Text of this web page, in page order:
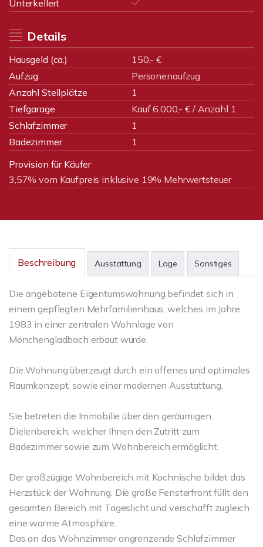
Unterkellert
Details
Hausgeld (ca.)
150,- €
Aufzug
Personenaufzug
Anzahl Stellplätze
1
Tiefgarage
Kauf 6.000,- € / Anzahl 1
Schlafzimmer
1
Badezimmer
1
Provision für Käufer
3,57% vom Kaufpreis inklusive 19% Mehrwertsteuer
Beschreibung Ausstattung Lage Sonstiges
Die angebotene Eigentumswohnung befindet sich in
einem gepflegten Mehrfamilienhaus, welches im Jahre
1983 in einer zentralen Wohnlage von
Mönchengladbach erbaut wurde.
Die Wohnung überzeugt durch ein offenes und optimales
Raumkonzept, sowie einer modernen Ausstattung.
Sie betreten die Immobilie über den geräumigen
Dielenbereich, welcher Ihnen den Zutritt zum
Badezimmer sowie zum Wohnbereich ermöglicht.
Der großzügige Wohnbereich mit Kochnische bildet das
Herzstück der Wohnung. Die große Fensterfront füllt den
gesamten Bereich mit Tageslicht und verschafft zugleich
eine warme Atmosphäre.
Das an das Wohnzimmer angrenzende Schlafzimmer